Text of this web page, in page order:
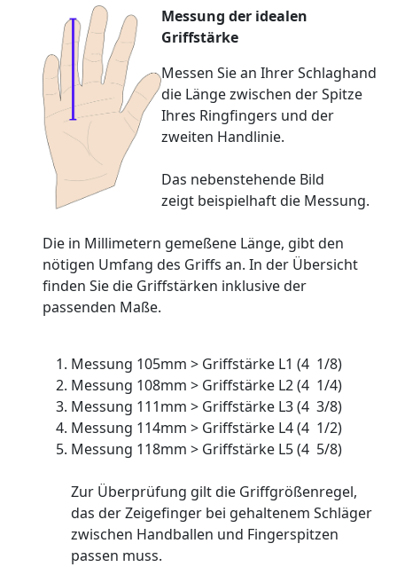
Messung der idealen
Griffstärke
Messen Sie an Ihrer Schlaghand
die Länge zwischen der Spitze
Ihres Ringfingers und der
zweiten Handlinie.
Das nebenstehende Bild
zeigt beispielhaft die Messung.
Die in Millimetern gemeßene Länge, gibt den
nötigen Umfang des Griffs an. In der Übersicht
finden Sie die Griffstärken inklusive der
passenden Maße.
Messung 105mm > Griffstärke L1 (4 1/8)
Messung 108mm > Griffstärke L2 (4 1/4)
Messung 111mm > Griffstärke L3 (4 3/8)
Messung 114mm > Griffstärke L4 (4 1/2)
Messung 118mm > Griffstärke L5 (4 5/8)
Zur Überprüfung gilt die Griffgrößenregel,
das der Zeigefinger bei gehaltenem Schläger
zwischen Handballen und Fingerspitzen
passen muss.